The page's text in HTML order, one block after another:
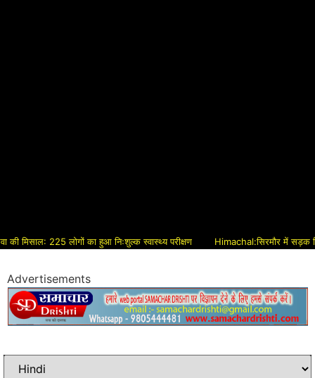
225 लोगों का हुआ निःशुल्क स्वास्थ्य परीक्षण Himachal:सिरमौर में सड़क विकास को
Advertisements